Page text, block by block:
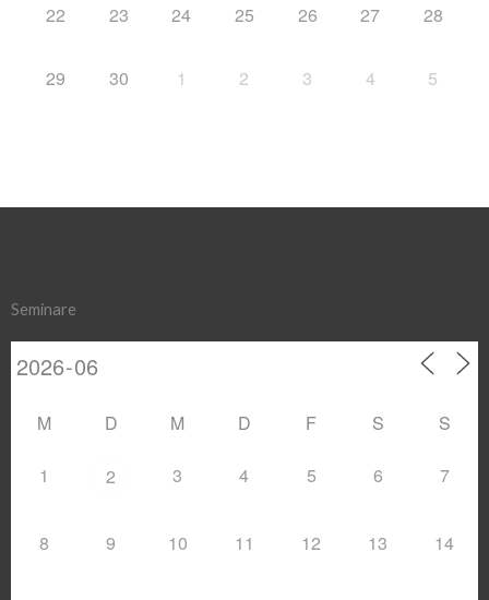
22 23 24 25 26 27 28
29 30 1 2 3 4 5
Seminare
M D M D F S S
1 2 3 4 5 6 7
8 9 10 11 12 13 14